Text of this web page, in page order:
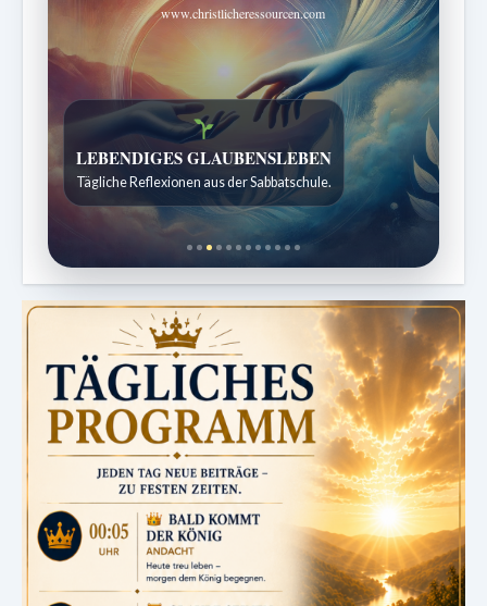
www.christlicheressourcen.com
Bibelgeschichten zum Staunen
Kindergeschichten für 7 bis 12 Jahre.